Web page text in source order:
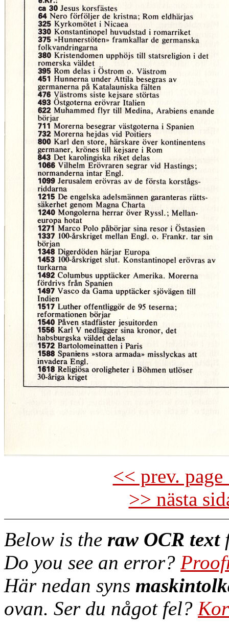
<< prev.
>> nästa
Below is the raw OCR text
Do you see an error?
Här nedan syns
ovan. Ser du något fel?